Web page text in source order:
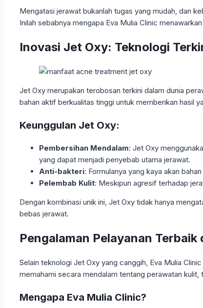
Mengatasi jerawat bukanlah tugas yang mudah, dan
Inilah sebabnya mengapa Eva Mulia Clinic
Inovasi Jet Oxy: Teknologi
Jet Oxy merupakan terobosan terkini dalam dunia
bahan aktif berkualitas tinggi untuk memberikan hasil
Keunggulan Jet Oxy:
Pembersihan Mendalam: Jet Oxy
yang dapat menjadi penyebab utama jerawat.
Anti-bakteri: Formulanya yang kaya akan
Pelembab Kulit: Meskipun agresif terhadap
Dengan kombinasi unik ini, Jet Oxy tidak hanya
bebas jerawat.
Pengalaman Pelayanan Terbaik
Selain teknologi Jet Oxy yang canggih, Eva Mulia
memahami secara mendalam tentang perawatan
Mengapa Eva Mulia Clinic?